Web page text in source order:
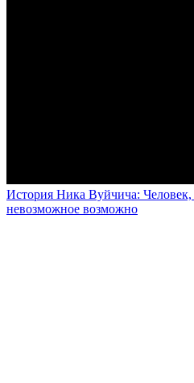
История Ника Вуйчича: Человек,
невозможное возможно